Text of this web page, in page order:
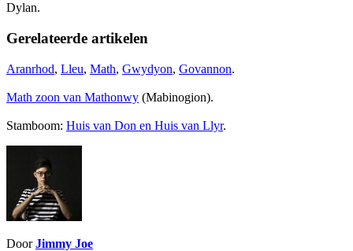
Dylan.
Gerelateerde artikelen
Aranrhod, Lleu, Math, Gwydyon, Govannon.
Math zoon van Mathonwy (Mabinogion).
Stamboom: Huis van Don en Huis van Llyr.
DoorJimmy Joe